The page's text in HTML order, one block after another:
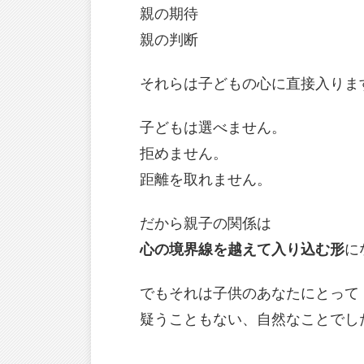
親の期待
親の判断
それらは子どもの心に直接入りま
子どもは選べません。
拒めません。
距離を取れません。
だから親子の関係は
心の境界線を越えて入り込む形に
でもそれは子供のあなたにとって
疑うこともない、自然なことでし